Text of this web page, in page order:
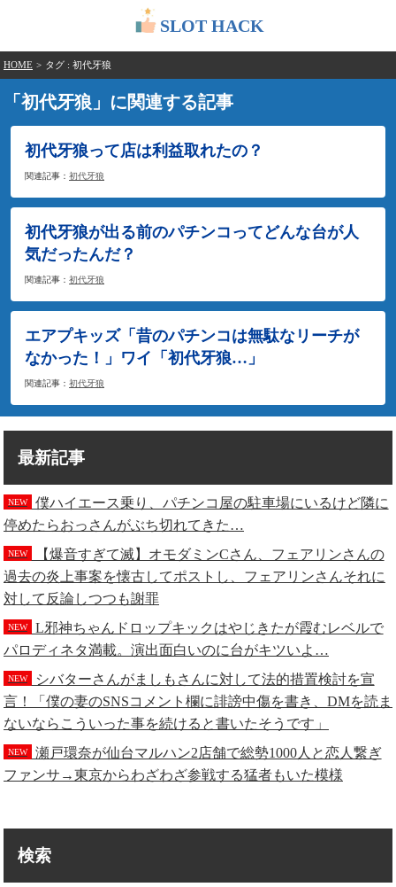
SLOT HACK
HOME > タグ : 初代牙狼
「初代牙狼」に関連する記事
初代牙狼って店は利益取れたの？
関連記事： 初代牙狼
初代牙狼が出る前のパチンコってどんな台が人
気だったんだ？
関連記事： 初代牙狼
エアプキッズ「昔のパチンコは無駄なリーチが
なかった！」ワイ「初代牙狼…」
関連記事： 初代牙狼
最新記事
NEW
僕ハイエース乗り、パチンコ屋の駐車場にいるけど隣に
停めたらおっさんがぶち切れてきた…
NEW
【爆音すぎて滅】オモダミンCさん、フェアリンさんの
過去の炎上事案を懐古してポストし、フェアリンさんそれに
対して反論しつつも謝罪
NEW
L邪神ちゃんドロップキックはやじきたが霞むレベルで
パロディネタ満載。演出面白いのに台がキツいよ…
NEW
シバターさんがましもさんに対して法的措置検討を宣
言！「僕の妻のSNSコメント欄に誹謗中傷を書き、DMを読ま
ないならこういった事を続けると書いたそうです」
NEW
瀬戸環奈が仙台マルハン2店舗で総勢1000人と恋人繋ぎ
ファンサ→東京からわざわざ参戦する猛者もいた模様
検索